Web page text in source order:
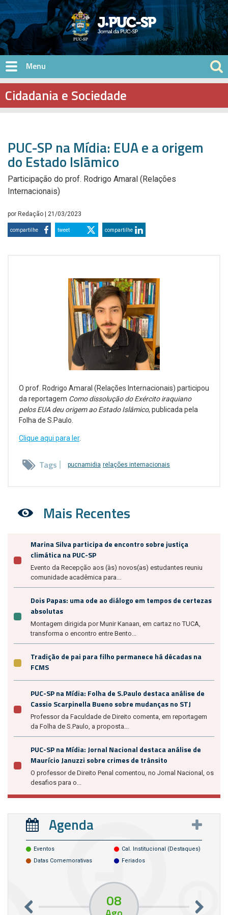
Pular para o conteúdo principal
Cidadania e Sociedade
PUC-SP na Mídia: EUA e a origem
do Estado Islãmico
Participação do prof. Rodrigo Amaral (Relações
Internacionais)
por Redação | 21/03/2023
compartilhe tweet compartilhe
O prof. Rodrigo Amaral (Relações Internacionais) participou
da reportagem Como dissolução do Exército iraquiano
pelos EUA deu origem ao Estado Islâmico, publicada pela
Folha de S.Paulo.
Clique aqui para ler.
Tags pucnamidia relações internacionais
Mais Recentes
Marina Silva participa de encontro sobre justiça
climática na PUC-SP
Evento da Recepção aos (às) novos(as) estudantes reuniu
comunidade acadêmica para...
Dois Papas: uma ode ao diálogo em tempos de certezas
absolutas
Montagem dirigida por Munir Kanaan, em cartaz no TUCA,
transforma o encontro entre Bento...
Tradição de pai para filho permanece há décadas na
FCMS
PUC-SP na Mídia: Folha de S.Paulo destaca análise de
Cassio Scarpinella Bueno sobre mudanças no STJ
Professor da Faculdade de Direito comenta, em reportagem
da Folha de S.Paulo, a proposta...
PUC-SP na Mídia: Jornal Nacional destaca análise de
Maurício Januzzi sobre crimes de trânsito
O professor de Direito Penal comentou, no Jornal Nacional, os
desafios para o...
Agenda
Eventos
Cal. Institucional (destaques)
Datas Comemorativas
Feriados
08